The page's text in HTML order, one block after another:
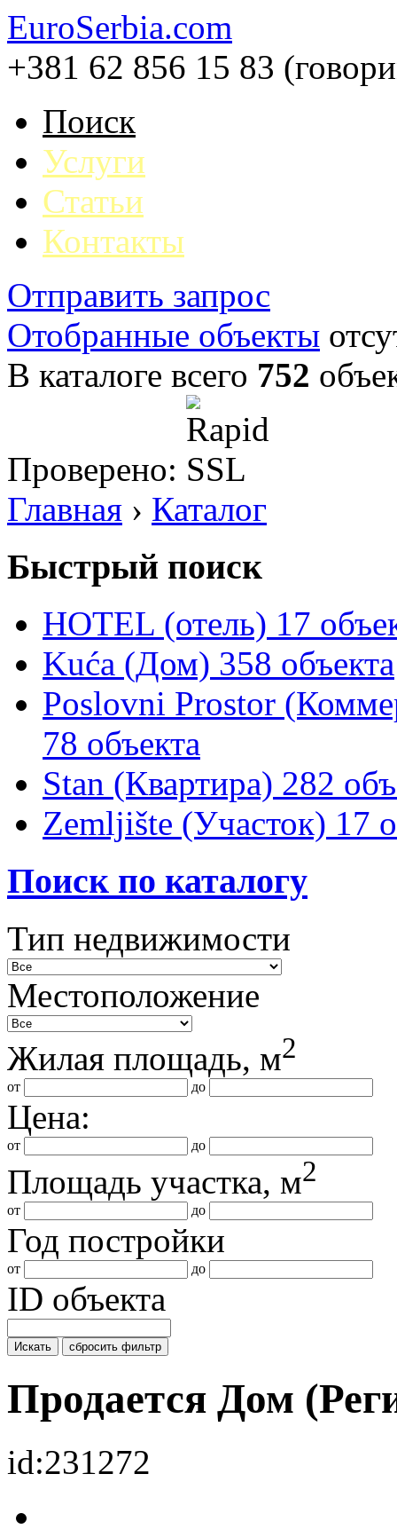
EuroSerbia.com
+381 62 856 15 83
Поиск
Услуги
Статьи
Контакты
Отправить запрос
Отобранные объекты
В каталоге всего 752
Проверено:
Главная › Каталог
Быстрый поиск
HOTEL (отель) 17
Kuća (Дом) 358 объекта
Poslovni Prostor
78 объекта
Stan (Квартира) 282
Zemljište (Участок) 17
Поиск по каталогу
Тип недвижимости
Местоположение
Жилая площадь, м2
от до
Цена:
от до
Площадь участка, м2
от до
Год постройки
от до
ID объекта
Искать сбросить фильтр
Продается Дом
id:231272